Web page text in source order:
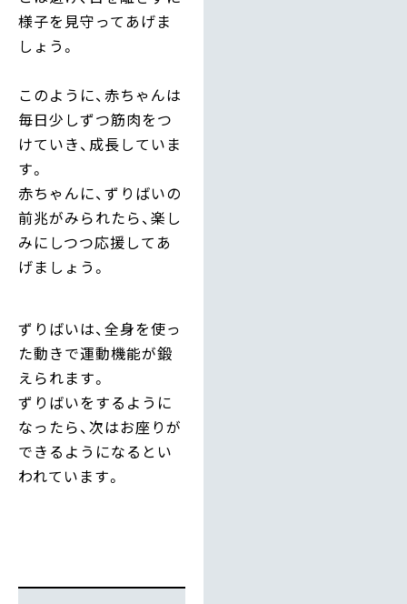
様子を見守ってあげま
しょう。
このように、赤ちゃんは
毎日少しずつ筋肉をつ
けていき、成長していま
す。
赤ちゃんに、ずりばいの
前兆がみられたら、楽し
みにしつつ応援してあ
げましょう。
ずりばいは、全身を使っ
た動きで運動機能が鍛
えられます。
ずりばいをするように
なったら、次はお座りが
できるようになるとい
われています。